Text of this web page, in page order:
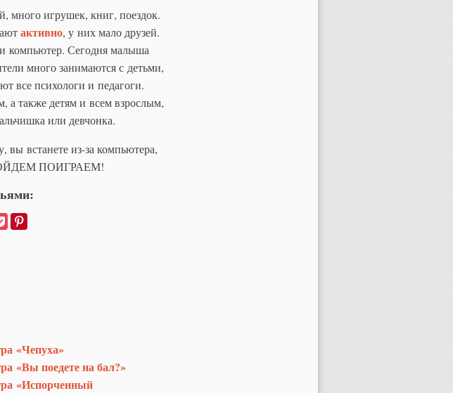
много игрушек, книг, поездок.
активно, у них мало друзей.
компьютер. Сегодня малыша
много занимаются с детьми,
все психологи и педагоги.
а также детям и всем взрослым,
или девчонка.
встанете из-за компьютера,
ПОЙДЕМ ПОИГРАЕМ!
«Чепуха»
«Вы поедете на бал?»
«Испорченный